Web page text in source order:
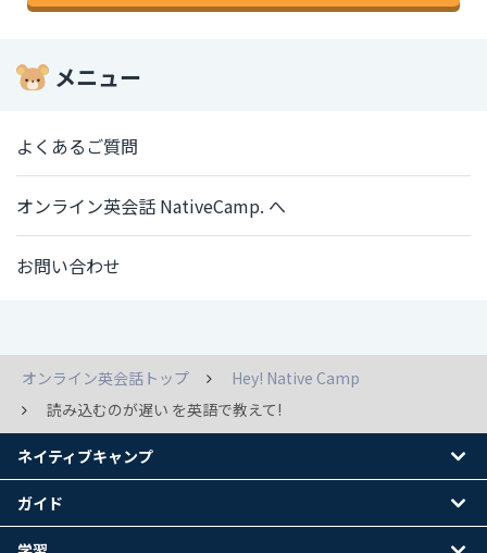
メニュー
よくあるご質問
オンライン英会話 NativeCamp. へ
お問い合わせ
オンライン英会話トップ
Hey! Native Camp
読み込むのが遅い を英語で教えて!
ネイティブキャンプ
ガイド